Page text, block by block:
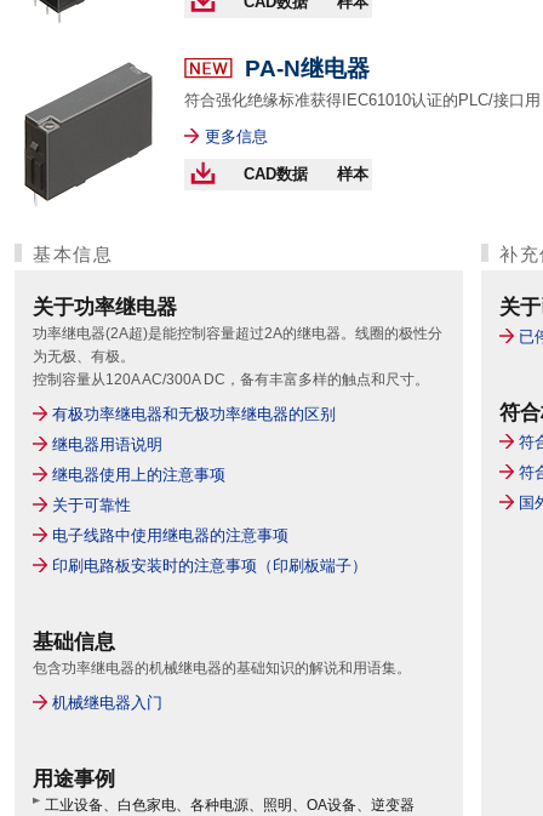
PA-N继电器
符合强化绝缘标准获得IEC61010认证的PLC/接口
更多信息
CAD数据 样本
基本信息
关于功率继电器
功率继电器(2A超)是能控制容量超过2A的继电器。线圈的极性分
为无极、有极。
控制容量从120A AC/300A DC，备有丰富多样的触点和尺寸。
有极功率继电器和无极功率继电器的区别
继电器用语说明
继电器使用上的注意事项
关于可靠性
电子线路中使用继电器的注意事项
印刷电路板安装时的注意事项（印刷板端子）
基础信息
包含功率继电器的机械继电器的基础知识的解说和用语集。
机械继电器入门
用途事例
工业设备、白色家电、各种电源、照明、OA设备、逆变器
补
关
已
符
符
符
国